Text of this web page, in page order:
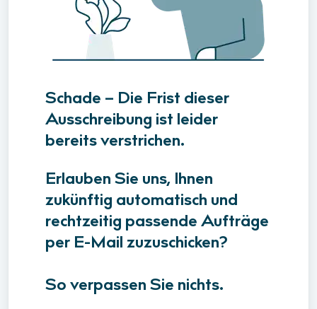
Schade – Die Frist dieser
Ausschreibung ist leider
bereits verstrichen.
Erlauben Sie uns, Ihnen
zukünftig automatisch und
rechtzeitig passende Aufträge
per E-Mail zuzuschicken?
So verpassen Sie nichts.